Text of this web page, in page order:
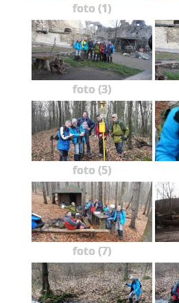
foto (1)
foto (3)
foto (5)
foto (7)